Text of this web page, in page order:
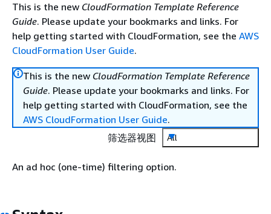
This is the new CloudFormation Template Reference
Guide. Please update your bookmarks and links. For
help getting started with CloudFormation, see the AWS
CloudFormation User Guide.
This is the new CloudFormation Template Reference
Guide. Please update your bookmarks and links. For
help getting started with CloudFormation, see the
AWS CloudFormation User Guide.
筛选器视图
All
An ad hoc (one-time) filtering option.